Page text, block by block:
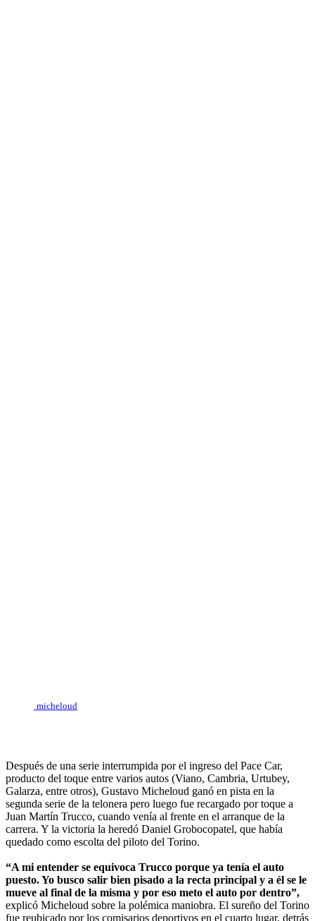
micheloud
Después de una serie interrumpida por el ingreso del Pace Car,
producto del toque entre varios autos (Viano, Cambria, Urtubey,
Galarza, entre otros), Gustavo Micheloud ganó en pista en la
segunda serie de la telonera pero luego fue recargado por toque a
Juan Martín Trucco, cuando venía al frente en el arranque de la
carrera. Y la victoria la heredó Daniel Grobocopatel, que había
quedado como escolta del piloto del Torino.
“A mi entender se equivoca Trucco porque ya tenía el auto
puesto. Yo busco salir bien pisado a la recta principal y a él se le
mueve al final de la misma y por eso meto el auto por dentro”,
explicó Micheloud sobre la polémica maniobra. El sureño del Torino
fue reubicado por los comisarios deportivos en el cuarto lugar, detrás